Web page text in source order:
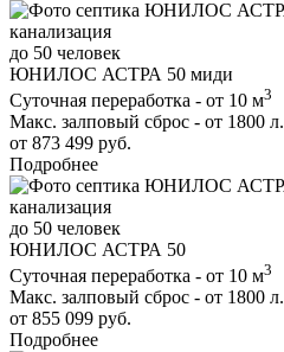
до 50 человек
ЮНИЛОС АСТРА 50 миди
Суточная переработка - от 10 м3
Макс. залповый сброс - от 1800 л.
от 873 499 руб.
Подробнее
до 50 человек
ЮНИЛОС АСТРА 50
Суточная переработка - от 10 м3
Макс. залповый сброс - от 1800 л.
от 855 099 руб.
Подробнее